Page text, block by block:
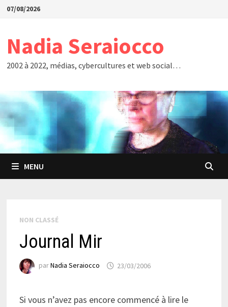
Passer
07/08/2026
Nadia Seraiocco
2002 à 2022, médias, cybercultures et web social…
MENU
NON CLASSÉ
Journal Mir
parNadia Seraiocco 23/03/2006
Si vous n’avez pas encore commencé à lire le